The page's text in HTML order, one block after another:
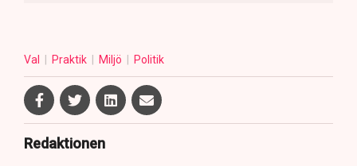
Val Praktik Miljö Politik
Redaktionen